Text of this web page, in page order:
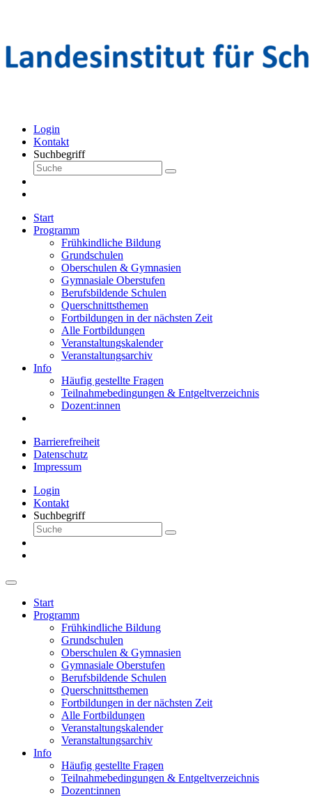
Login
Kontakt
Suchbegriff
Start
Programm
Frühkindliche Bildung
Grundschulen
Oberschulen & Gymnasien
Gymnasiale Oberstufen
Berufsbildende Schulen
Querschnittsthemen
Fortbildungen in der nächsten Zeit
Alle Fortbildungen
Veranstaltungskalender
Veranstaltungsarchiv
Info
Häufig gestellte Fragen
Teilnahmebedingungen & Entgeltverzeichnis
Dozent:innen
Barrierefreiheit
Datenschutz
Impressum
Login
Kontakt
Suchbegriff
Start
Programm
Frühkindliche Bildung
Grundschulen
Oberschulen & Gymnasien
Gymnasiale Oberstufen
Berufsbildende Schulen
Querschnittsthemen
Fortbildungen in der nächsten Zeit
Alle Fortbildungen
Veranstaltungskalender
Veranstaltungsarchiv
Info
Häufig gestellte Fragen
Teilnahmebedingungen & Entgeltverzeichnis
Dozent:innen